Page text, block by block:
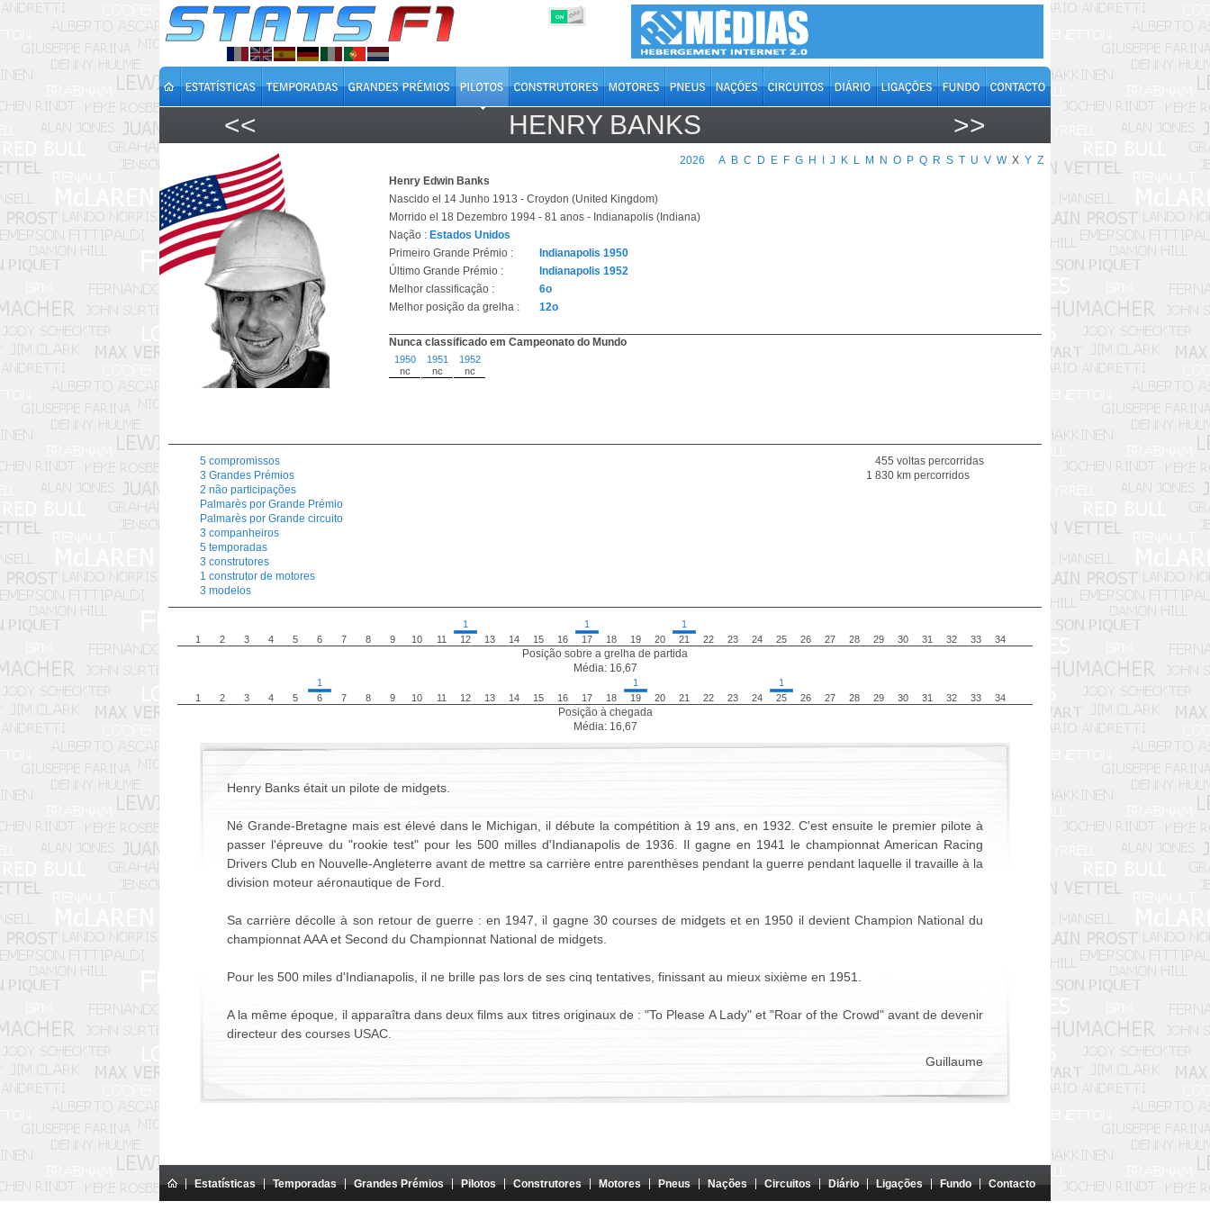
ON OFF
<< HENRY BANKS >>
2026 A B C D E F G H J K L M N O P Q R S T U V W X Y Z
Henry Edwin Banks
Nascido el 14 Junho 1913 - Croydon (United Kingdom)
Morrido el 18 Dezembro 1994 - 81 anos - Indianapolis (Indiana)
Nação : Estados Unidos
Primeiro Grande Prémio :
Indianapolis 1950
Último Grande Prémio :
Indianapolis 1952
Melhor classificação :
6o
Melhor posição da grelha :
12o
Nunca classificado em Campeonato do Mundo
1950
nc
1951
nc
1952
nc
5 compromissos
3 Grandes Prémios
2 não participações
Palmarès por Grande Prémio
Palmarès por Grande circuito
3 companheiros
5 temporadas
3 construtores
1 construtor de motores
3 modelos
455 voltas percorridas
1 830 km percorridos
1 2 3 4 5 6 7 8 9 10 11
1
12
13 14 15 16
1
17
18 19 20
1
21
22 23 24 25 26 27 28 29 30 31 32 33 34
Posição sobre a grelha de partida
Média: 16,67
1 2 3 4 5
1
6
7 8 9 10 11 12 13 14 15 16 17 18
1
19
20 21 22 23 24
1
25
26 27 28 29 30 31 32 33 34
Posição à chegada
Média: 16,67
Henry Banks était un pilote de midgets.
Né Grande-Bretagne mais est élevé dans le Michigan, il débute la compétition à 19 ans, en 1932. C'est ensuite le premier pilote à
passer l'épreuve du "rookie test" pour les 500 milles d'Indianapolis de 1936. Il gagne en 1941 le championnat American Racing
Drivers Club en Nouvelle-Angleterre avant de mettre sa carrière entre parenthèses pendant la guerre pendant laquelle il travaille à la
division moteur aéronautique de Ford.
Sa carrière décolle à son retour de guerre : en 1947, il gagne 30 courses de midgets et en 1950 il devient Champion National du
championnat AAA et Second du Championnat National de midgets.
Pour les 500 miles d'Indianapolis, il ne brille pas lors de ses cinq tentatives, finissant au mieux sixième en 1951.
A la même époque, il apparaîtra dans deux films aux titres originaux de : "To Please A Lady" et "Roar of the Crowd" avant de devenir
directeur des courses USAC.
Guillaume
Estatísticas Temporadas Grandes Prémios Pilotos Construtores Motores Pneus Nações Circuitos Diário Ligações Fundo Contacto